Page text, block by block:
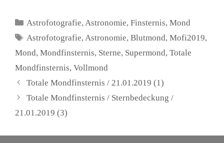
Kategorien
Astrofotografie,Astronomie,Finsternis,Mond
Schlagwörter
Astrofotografie,Astronomie,Blutmond,Mofi2019,
Mond, Mondfinsternis, Sterne, Supermond, Totale
Mondfinsternis, Vollmond
Totale Mondfinsternis / 21.01.2019 (1)
Totale Mondfinsternis / Sternbedeckung /
21.01.2019 (3)